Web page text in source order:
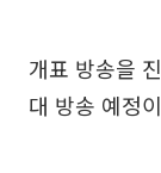
개표 방송을
대 방송 예정